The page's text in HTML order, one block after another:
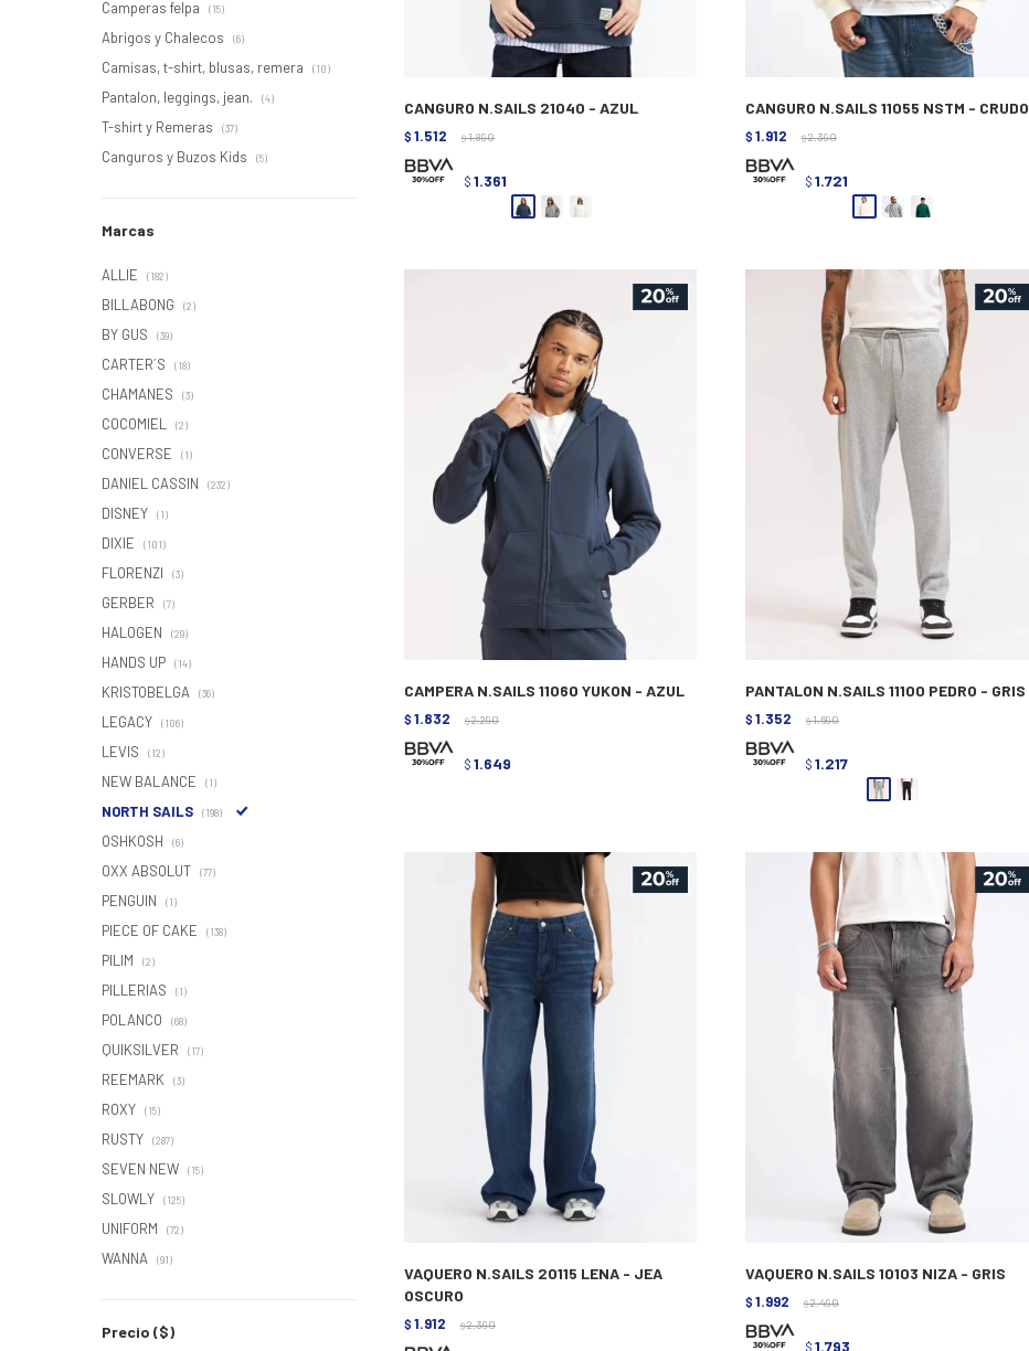
CANGURO N.SAILS 21040 - AZUL
$ 1.512 $ 1.890
$ 1.361
CANGURO N.SAILS 11055 NSTM - CRUDO
$ 1.912 $ 2.390
$ 1.721
CAMPERA N.SAILS 11060 YUKON - AZUL
$ 1.832 $ 2.290
$ 1.649
PANTALON N.SAILS 11100 PEDRO - GRIS
$ 1.352 $ 1.690
$ 1.217
VAQUERO N.SAILS 20115 LENA - JEA
OSCURO
$ 1.912 $ 2.390
VAQUERO N.SAILS 10103 NIZA - GRIS
$ 1.992 $ 2.490
$ 1.793
Camperas felpa (15)
Abrigos y Chalecos (6)
Camisas, t-shirt, blusas, remera (10)
Pantalon, leggings, jean. (4)
T-shirt y Remeras (37)
Canguros y Buzos Kids (5)
Marcas
ALLIE (182)
BILLABONG (2)
BY GUS (39)
CARTER´S (18)
CHAMANES (3)
COCOMIEL (2)
CONVERSE (1)
DANIEL CASSIN (232)
DISNEY (1)
DIXIE (101)
FLORENZI (3)
GERBER (7)
HALOGEN (29)
HANDS UP (14)
KRISTOBELGA (36)
LEGACY (106)
LEVIS (12)
NEW BALANCE (1)
NORTH SAILS (198)
OSHKOSH (6)
OXX ABSOLUT (77)
PENGUIN (1)
PIECE OF CAKE (138)
PILIM (2)
PILLERIAS (1)
POLANCO (68)
QUIKSILVER (17)
REEMARK (3)
ROXY (15)
RUSTY (287)
SEVEN NEW (15)
SLOWLY (125)
UNIFORM (72)
WANNA (91)
Precio ($)